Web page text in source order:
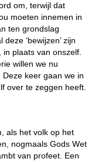
om, terwijl dat
moeten innemen in
ten grondslag
‘bewijzen’ zijn
plaats van onszelf.
willen we nu
keer gaan we in
over te zeggen heeft.
als het volk op het
nogmaals Gods Wet
van profeet. Een